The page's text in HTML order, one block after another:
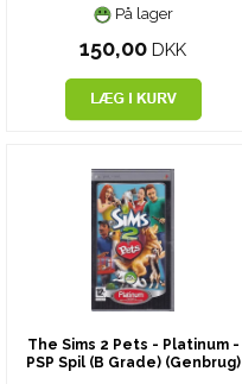
På lager
150,00 DKK
The Sims 2 Pets - Platinum -
PSP Spil (B Grade) (Genbrug)